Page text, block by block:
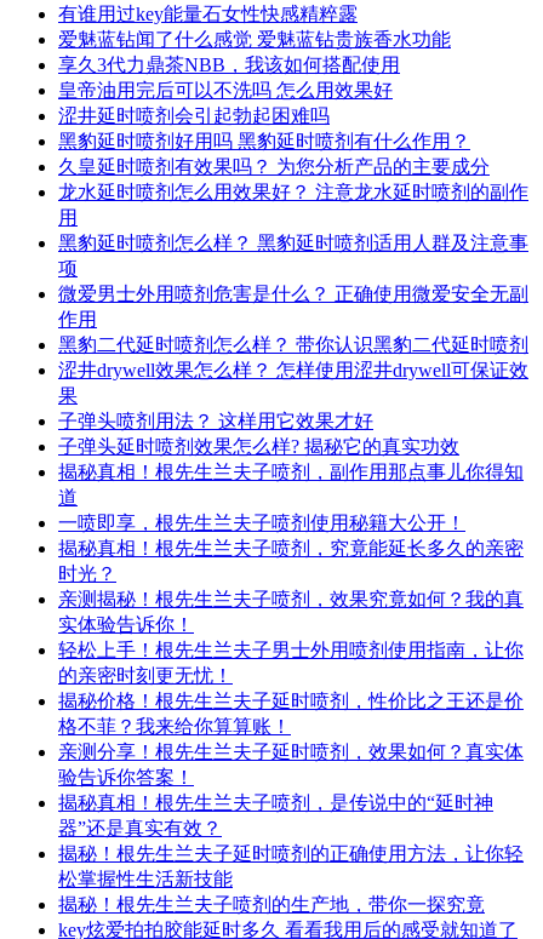
有谁用过key能量石女性快感精粹露
爱魅蓝钻闻了什么感觉 爱魅蓝钻贵族香水功能
享久3代力鼎茶NBB，我该如何搭配使用
皇帝油用完后可以不洗吗 怎么用效果好
涩井延时喷剂会引起勃起困难吗
黑豹延时喷剂好用吗 黑豹延时喷剂有什么作用？
久皇延时喷剂有效果吗？ 为您分析产品的主要成分
龙水延时喷剂怎么用效果好？ 注意龙水延时喷剂的副作
用
黑豹延时喷剂怎么样？ 黑豹延时喷剂适用人群及注意事
项
微爱男士外用喷剂危害是什么？ 正确使用微爱安全无副
作用
黑豹二代延时喷剂怎么样？ 带你认识黑豹二代延时喷剂
涩井drywell效果怎么样？ 怎样使用涩井drywell可保证效
果
子弹头喷剂用法？ 这样用它效果才好
子弹头延时喷剂效果怎么样? 揭秘它的真实功效
揭秘真相！根先生兰夫子喷剂，副作用那点事儿你得知
道
一喷即享，根先生兰夫子喷剂使用秘籍大公开！
揭秘真相！根先生兰夫子喷剂，究竟能延长多久的亲密
时光？
亲测揭秘！根先生兰夫子喷剂，效果究竟如何？我的真
实体验告诉你！
轻松上手！根先生兰夫子男士外用喷剂使用指南，让你
的亲密时刻更无忧！
揭秘价格！根先生兰夫子延时喷剂，性价比之王还是价
格不菲？我来给你算算账！
亲测分享！根先生兰夫子延时喷剂，效果如何？真实体
验告诉你答案！
揭秘真相！根先生兰夫子喷剂，是传说中的“延时神
器”还是真实有效？
揭秘！根先生兰夫子延时喷剂的正确使用方法，让你轻
松掌握性生活新技能
揭秘！根先生兰夫子喷剂的生产地，带你一探究竟
key炫爱拍拍胶能延时多久 看看我用后的感受就知道了